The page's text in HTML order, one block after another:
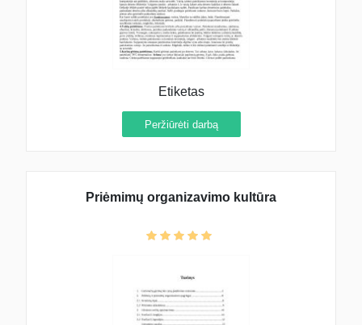
Etiketas
Peržiūrėti darbą
Priėmimų organizavimo kultūra